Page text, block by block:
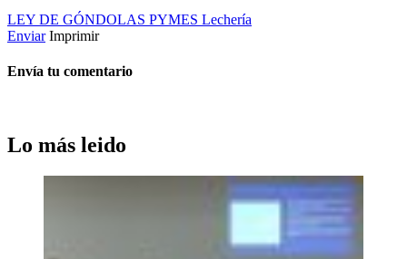
LEY DE GÓNDOLAS PYMES Lechería
Enviar Imprimir
Envía tu comentario
Lo más leido